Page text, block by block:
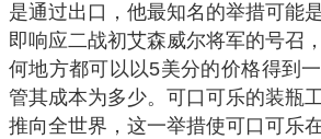
是通过出口，他最知名的举措可能
即响应二战初艾森威尔将军的号召
何地方都可以以5美分的价格得到
管其成本为多少。可口可乐的装瓶
推向全世界，这一举措使可口可乐